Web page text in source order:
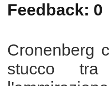
Feedback: 0
Cronenberg
stucco